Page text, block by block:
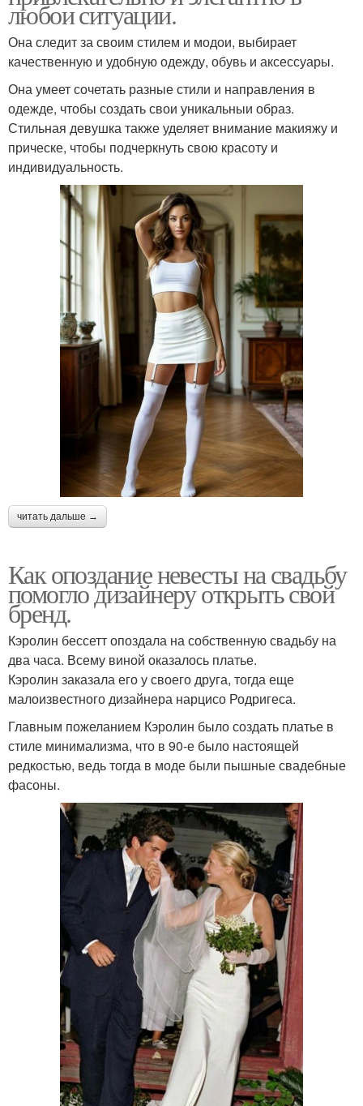
любои ситуации.
Она следит за своим стилем и модои, выбирает
качественную и удобную одежду, обувь и аксессуары.
Она умеет сочетать разные стили и направления в
одежде, чтобы создать свои уникальныи образ.
Стильная девушка также уделяет внимание макияжу и
прическе, чтобы подчеркнуть свою красоту и
индивидуальность.
читать дальше →
Как опоздание невесты на свадьбу
помогло дизайнеру открыть свой
бренд.
Кэролин бессетт опоздала на собственную свадьбу на
два часа. Всему виной оказалось платье.
Кэролин заказала его у своего друга, тогда еще
малоизвестного дизайнера нарцисо Родригеса.
Главным пожеланием Кэролин было создать платье в
стиле минимализма, что в 90-е было настоящей
редкостью, ведь тогда в моде были пышные свадебные
фасоны.